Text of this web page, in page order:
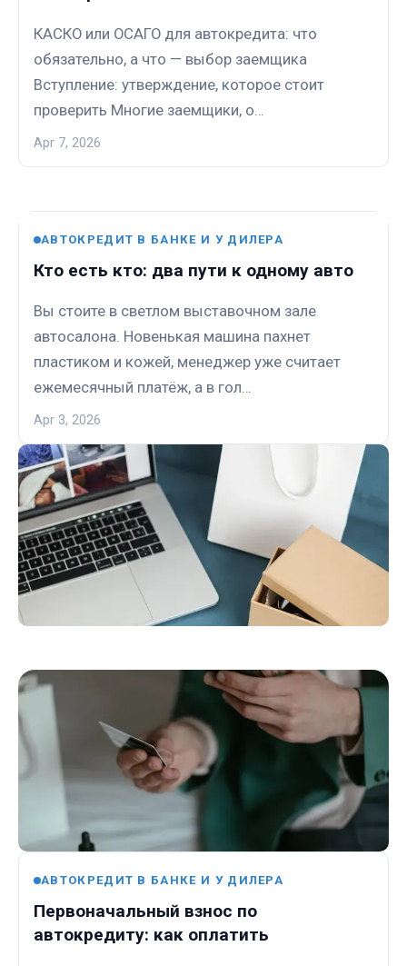
КАСКО или ОСАГО для автокредита: что
обязательно, а что — выбор заемщика
Вступление: утверждение, которое стоит
проверить Многие заемщики, о…
Apr 7, 2026
АВТОКРЕДИТ В БАНКЕ И У ДИЛЕРА
Кто есть кто: два пути к одному авто
Вы стоите в светлом выставочном зале
автосалона. Новенькая машина пахнет
пластиком и кожей, менеджер уже считает
ежемесячный платёж, а в гол…
Apr 3, 2026
АВТОКРЕДИТ В БАНКЕ И У ДИЛЕРА
Первоначальный взнос по
автокредиту: как оплатить